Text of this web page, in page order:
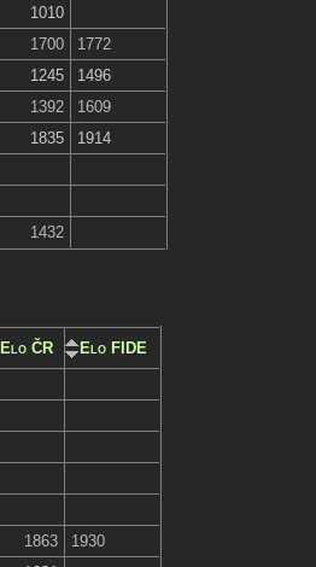
1010
1700
1772
1245
1496
1392
1609
1835
1914
1432
Elo ČR
Elo FIDE
1863
1930